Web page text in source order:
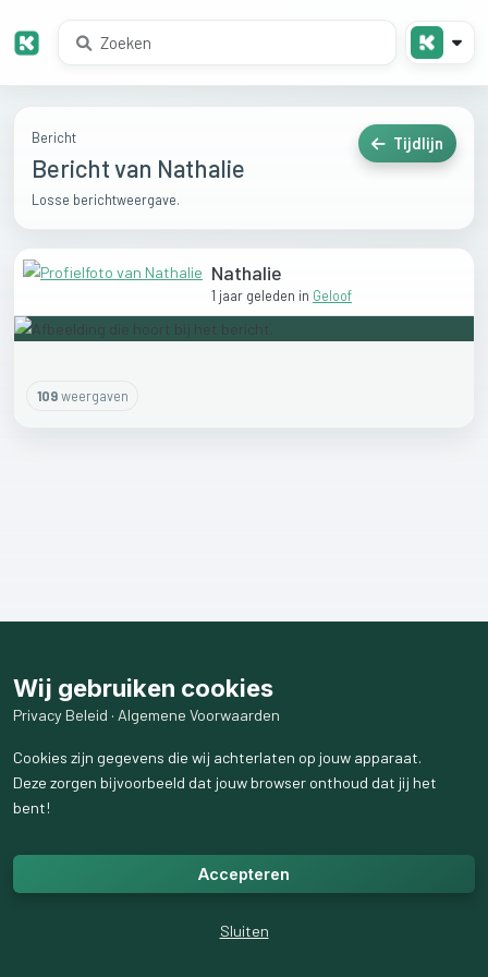
Bericht
Bericht van Nathalie
Losse berichtweergave.
Tijdlijn
Nathalie
1 jaar geleden in Geloof
109weergaven
Wij gebruiken cookies
Privacy Beleid · Algemene Voorwaarden
Cookies zijn gegevens die wij achterlaten op jouw apparaat.
Deze zorgen bijvoorbeeld dat jouw browser onthoud dat jij het
bent!
Accepteren
Sluiten